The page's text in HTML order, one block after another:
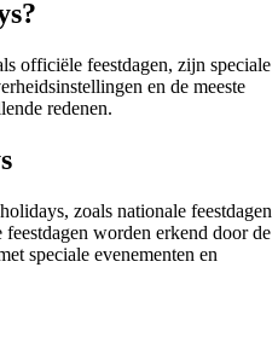
officiële feestdagen, zijn speciale
en de meeste
redenen.
zoals nationale feestdagen
worden erkend door de
speciale evenementen en